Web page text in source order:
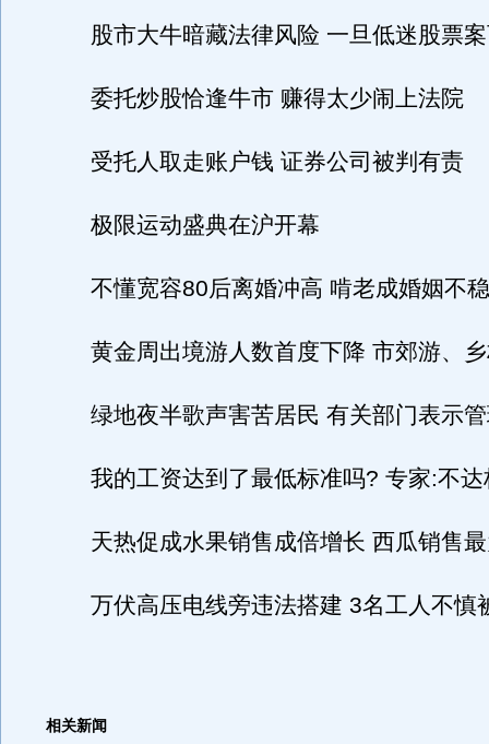
股市大牛暗藏法律风险 一旦低迷股票案
委托炒股恰逢牛市 赚得太少闹上法院
受托人取走账户钱 证券公司被判有责
极限运动盛典在沪开幕
不懂宽容80后离婚冲高 啃老成婚姻不
黄金周出境游人数首度下降 市郊游、乡
绿地夜半歌声害苦居民 有关部门表示管
我的工资达到了最低标准吗? 专家:不达
天热促成水果销售成倍增长 西瓜销售最
万伏高压电线旁违法搭建 3名工人不慎
相关新闻